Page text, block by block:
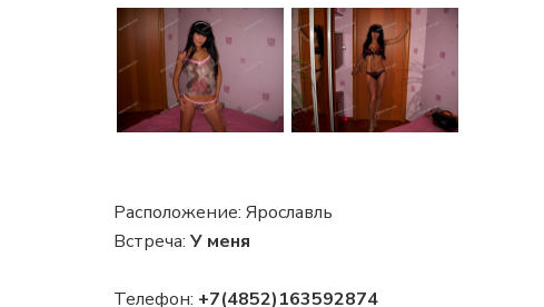
Расположение: Ярославль
Встреча: У меня
Телефон: +7(4852)163592874